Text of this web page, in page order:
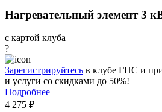
Нагревательный элемент 3
с картой клуба
?
Зарегистрируйтесь в клубе ГПС и
и услуги со скидками до 50%!
Подробнее
4 275 ₽